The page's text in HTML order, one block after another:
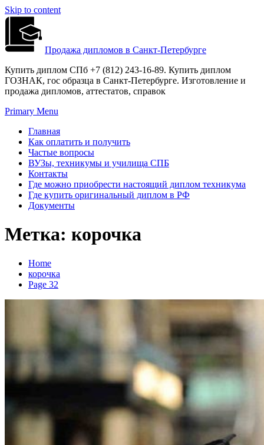
Skip to content
Продажа дипломов в Санкт-Петербурге
Купить диплом СПб +7 (812) 243-16-89. Купить диплом
ГОЗНАК, гос образца в Санкт-Петербурге. Изготовление и
продажа дипломов, аттестатов, справок
Primary Menu
Главная
Как оплатить и получить
Частые вопросы
ВУЗы, техникумы и училища СПБ
Контакты
Где можно приобрести настоящий диплом техникума
Где купить оригинальный диплом в РФ
Документы
Метка: корочка
Home
корочка
Page 32